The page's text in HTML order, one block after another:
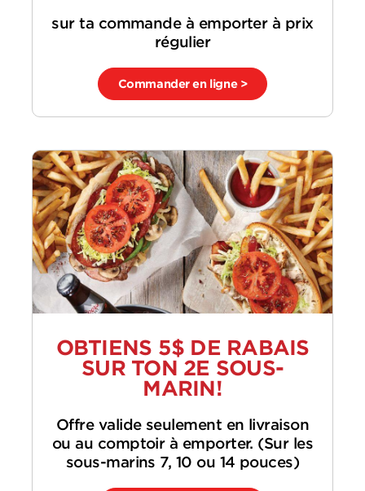
sur ta commande à emporter à prix
régulier
Commander en ligne >
OBTIENS 5$ DE RABAIS
SUR TON 2E SOUS-
MARIN!
Offre valide seulement en livraison
ou au comptoir à emporter. (Sur les
sous-marins 7, 10 ou 14 pouces)